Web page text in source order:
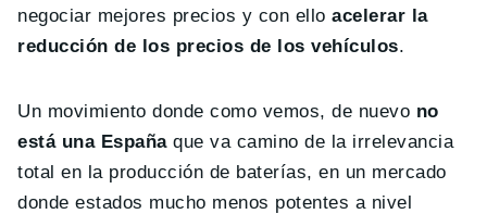
negociar mejores precios y con elloacelerar la
reducción de los precios de los vehículos.
Un movimiento donde como vemos, de nuevo no
está una Españaque va camino de la irrelevancia
total en la producción de baterías, en un mercado
donde estados mucho menos potentes a nivel